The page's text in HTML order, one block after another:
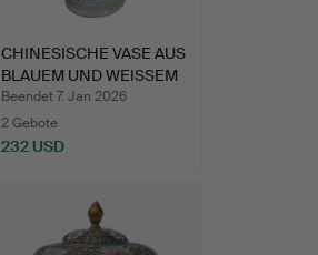
CHINESISCHE VASE AUS
BLAUEM UND WEISSEM
PO…
Beendet 7. Jan 2026
2 Gebote
232 USD